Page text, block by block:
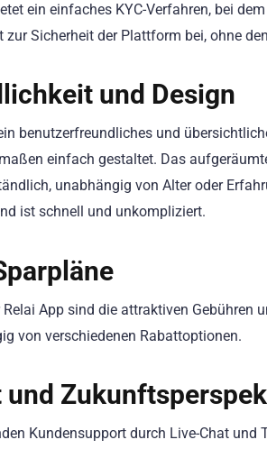
ein einfaches KYC-Verfahren, bei
zur Sicherheit der Plattform bei, ohne
und Design
benutzerfreundliches und
einfach gestaltet. Das
unabhängig von Alter oder
ist schnell und unkompliziert.
App sind die attraktiven Gebühren
von verschiedenen Rabattoptionen.
und
Kundensupport durch Live-Chat